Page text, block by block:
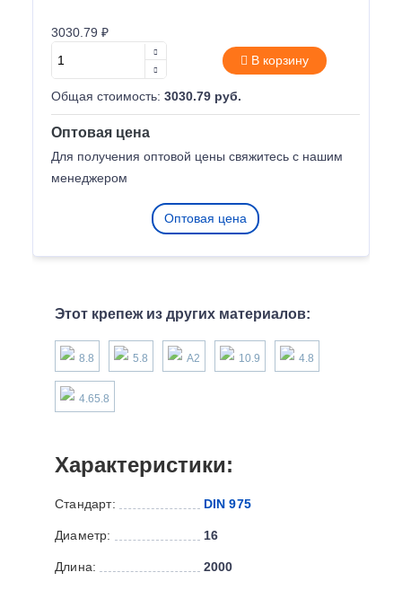
3030.79 ₽
В корзину
Общая стоимость: 3030.79 руб.
Оптовая цена
Для получения оптовой цены свяжитесь с нашим
менеджером
Оптовая цена
Этот крепеж из других материалов:
8.8 5.8 А2 10.9 4.8
4.65.8
Характеристики:
Стандарт: DIN 975
Диаметр: 16
Длина: 2000